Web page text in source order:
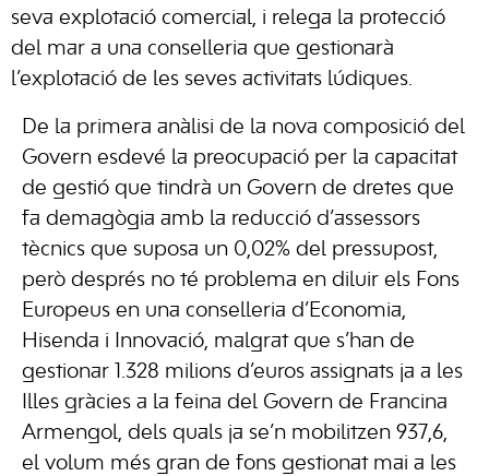
seva explotació comercial, i relega la protecció
del mar a una conselleria que gestionarà
l’explotació de les seves activitats lúdiques.
De la primera anàlisi de la nova composició del
Govern esdevé la preocupació per la capacitat
de gestió que tindrà un Govern de dretes que
fa demagògia amb la reducció d’assessors
tècnics que suposa un 0,02% del pressupost,
però després no té problema en diluir els Fons
Europeus en una conselleria d’Economia,
Hisenda i Innovació, malgrat que s’han de
gestionar 1.328 milions d’euros assignats ja a les
Illes gràcies a la feina del Govern de Francina
Armengol, dels quals ja se’n mobilitzen 937,6,
el volum més gran de fons gestionat mai a les